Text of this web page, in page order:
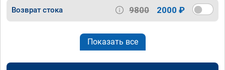
Возврат стока 9800 2000 ₽
Показать все